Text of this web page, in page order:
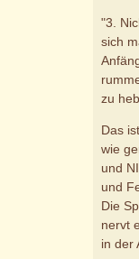
"3.
sich
zu
Das
wie
und
und
Die
nervt
in der